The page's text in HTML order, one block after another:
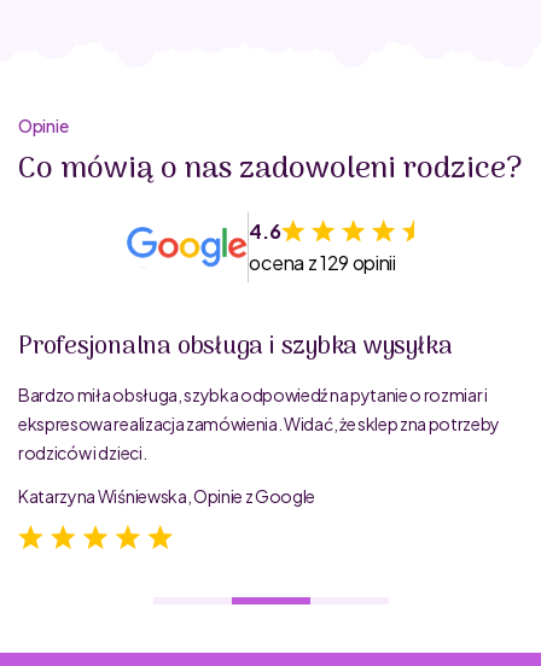
Opinie
Co mówią o nas zadowoleni rodzice?
4.6
ocena z 129 opinii
Profesjonalna obsługa i szybka wysyłka
Bardzo miła obsługa, szybka odpowiedź na pytanie o rozmiar i
ekspresowa realizacja zamówienia. Widać, że sklep zna potrzeby
rodziców i dzieci.
Katarzyna Wiśniewska, Opinie z Google